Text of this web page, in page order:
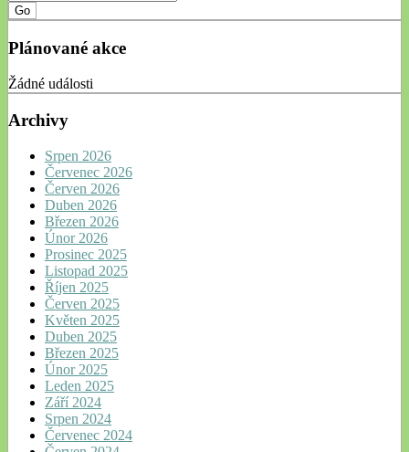
Plánované akce
Žádné události
Archivy
Srpen 2026
Červenec 2026
Červen 2026
Duben 2026
Březen 2026
Únor 2026
Prosinec 2025
Listopad 2025
Říjen 2025
Červen 2025
Květen 2025
Duben 2025
Březen 2025
Únor 2025
Leden 2025
Září 2024
Srpen 2024
Červenec 2024